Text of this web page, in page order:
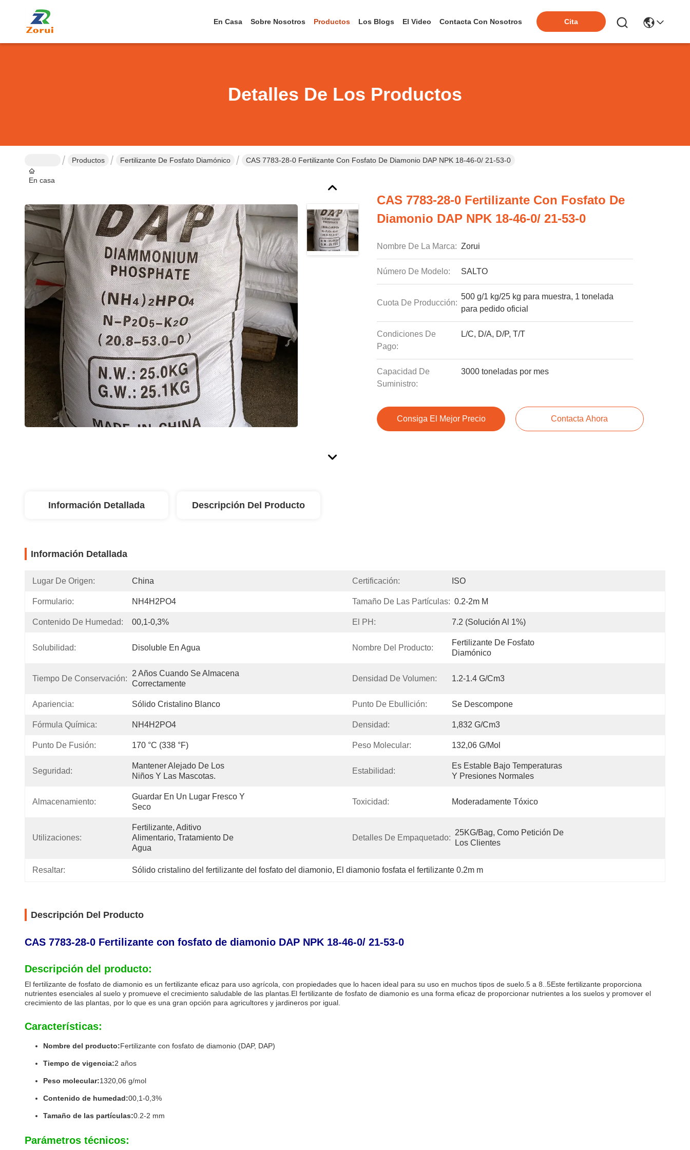
En Casa Sobre Nosotros Productos Los Blogs El Video Contacta Con Nosotros Cita
Detalles De Los Productos
En casa
Productos Fertilizante De Fosfato Diamónico CAS 7783-28-0 Fertilizante Con Fosfato De Diamonio DAP NPK 18-46-0/ 21-53-0
CAS 7783-28-0 Fertilizante Con Fosfato De
Diamonio DAP NPK 18-46-0/ 21-53-0
Nombre De La Marca: Zorui
Número De Modelo: SALTO
Cuota De Producción:
500 g/1 kg/25 kg para muestra, 1 tonelada
para pedido oficial
Condiciones De
Pago:
L/C, D/A, D/P, T/T
Capacidad De
Suministro:
3000 toneladas por mes
Consiga El Mejor Precio Contacta Ahora
Información Detallada Descripción Del Producto
Información Detallada
Lugar De Origen: China Certificación: ISO
Formulario: NH4H2PO4 Tamaño De Las Partículas: 0.2-2m M
Contenido De Humedad: 00,1-0,3% El PH: 7.2 (solución Al 1%)
Solubilidad: Disoluble En Agua Nombre Del Producto:
Fertilizante De Fosfato
Diamónico
Tiempo De Conservación:
2 Años Cuando Se Almacena
Correctamente
Densidad De Volumen: 1.2-1.4 G/cm3
Apariencia: Sólido Cristalino Blanco Punto De Ebullición: Se Descompone
Fórmula Química: NH4H2PO4 Densidad: 1,832 G/cm3
Punto De Fusión: 170 °C (338 °F) Peso Molecular: 132,06 G/mol
Seguridad:
Mantener Alejado De Los
Niños Y Las Mascotas.
Estabilidad:
Es Estable Bajo Temperaturas
Y Presiones Normales
Almacenamiento:
Guardar En Un Lugar Fresco Y
Seco
Toxicidad: Moderadamente Tóxico
Utilizaciones:
Fertilizante, Aditivo
Alimentario, Tratamiento De
Agua
Detalles De Empaquetado:
25KG/Bag, Como Petición De
Los Clientes
Resaltar: Sólido cristalino del fertilizante del fosfato del diamonio, El diamonio fosfata el fertilizante 0.2m m
Descripción Del Producto
CAS 7783-28-0 Fertilizante con fosfato de diamonio DAP NPK 18-46-0/ 21-53-0
Descripción del producto:
El fertilizante de fosfato de diamonio es un fertilizante eficaz para uso agrícola, con propiedades que lo hacen ideal para su uso en muchos tipos de suelo.5 a 8..5Este fertilizante proporciona
nutrientes esenciales al suelo y promueve el crecimiento saludable de las plantas.El fertilizante de fosfato de diamonio es una forma eficaz de proporcionar nutrientes a los suelos y promover el
crecimiento de las plantas, por lo que es una gran opción para agricultores y jardineros por igual.
Características:
Nombre del producto:Fertilizante con fosfato de diamonio (DAP, DAP)
Tiempo de vigencia:2 años
Peso molecular:1320,06 g/mol
Contenido de humedad:00,1-0,3%
Tamaño de las partículas:0.2-2 mm
Parámetros técnicos: